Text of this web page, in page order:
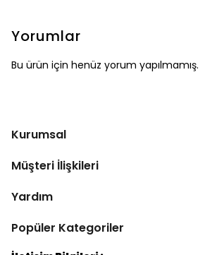
Yorumlar
Bu ürün için henüz yorum yapılmamış.
Kurumsal
Müşteri İlişkileri
Yardım
Popüler Kategoriler